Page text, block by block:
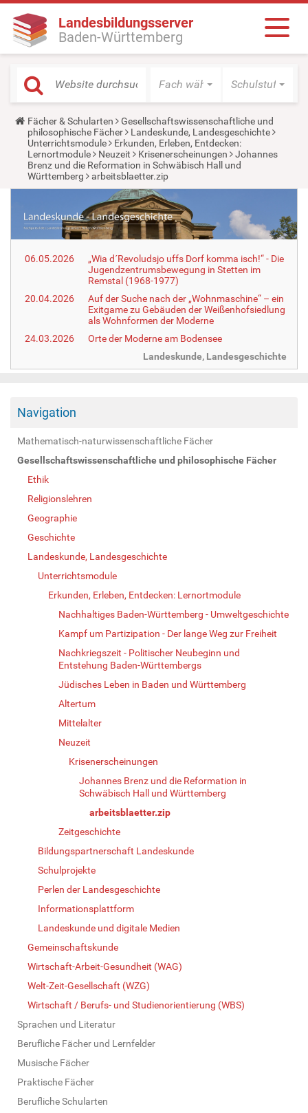
Landesbildungsserver
Baden-Württemberg
Fach wählen Schulstufe
Y
o
u
a
r
e
h
e
:
Fächer & Schularten
Gesellschaftswissenschaftliche und
philosophische Fächer
Landeskunde, Landesgeschichte
Unterrichtsmodule
Erkunden, Erleben, Entdecken:
Lernortmodule
Neuzeit Krisenerscheinungen
Johannes
Brenz und die Reformation in Schwäbisch Hall und
Württemberg
arbeitsblaetter.zip
06.05.2026
„Wia d´Revoludsjo uffs Dorf komma isch!“ - Die
Jugendzentrumsbewegung in Stetten im
Remstal (1968-1977)
20.04.2026
Auf der Suche nach der „Wohnmaschine“ – ein
Exitgame zu Gebäuden der Weißenhofsiedlung
als Wohnformen der Moderne
24.03.2026
Orte der Moderne am Bodensee
Landeskunde, Landesgeschichte
Navigation
Mathematisch-naturwissenschaftliche Fächer
Gesellschaftswissenschaftliche und philosophische Fächer
Ethik
Religionslehren
Geographie
Geschichte
Landeskunde, Landesgeschichte
Unterrichtsmodule
Erkunden, Erleben, Entdecken: Lernortmodule
Nachhaltiges Baden-Württemberg - Umweltgeschichte
Kampf um Partizipation - Der lange Weg zur Freiheit
Nachkriegszeit - Politischer Neubeginn und
Entstehung Baden-Württembergs
Jüdisches Leben in Baden und Württemberg
Altertum
Mittelalter
Neuzeit
Krisenerscheinungen
Johannes Brenz und die Reformation in
Schwäbisch Hall und Württemberg
arbeitsblaetter.zip
Zeitgeschichte
Bildungspartnerschaft Landeskunde
Schulprojekte
Perlen der Landesgeschichte
Informationsplattform
Landeskunde und digitale Medien
Gemeinschaftskunde
Wirtschaft-Arbeit-Gesundheit (WAG)
Welt-Zeit-Gesellschaft (WZG)
Wirtschaft / Berufs- und Studienorientierung (WBS)
Sprachen und Literatur
Berufliche Fächer und Lernfelder
Musische Fächer
Praktische Fächer
Berufliche Schularten